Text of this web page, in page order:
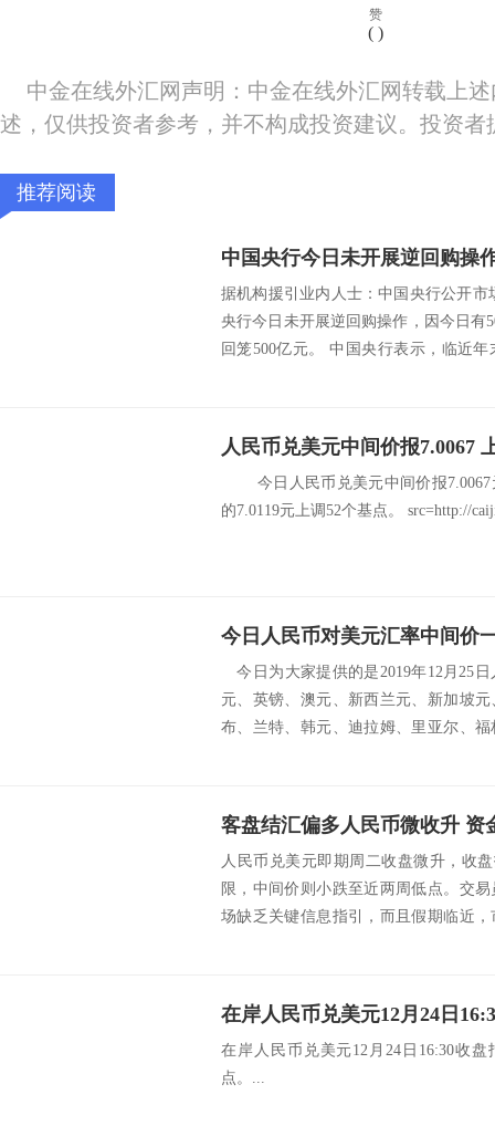
赞
( )
中金在线外汇网声明：中金在线外汇网转载上
述，仅供投资者参考，并不构成投资建议。投资
推荐阅读
据机构援引业内人士：中国央行公开
央行今日未开展逆回购操作，因今日有
回笼500亿元。 中国央行表示，临近
人民币兑美元中间价报7.0067
今日人民币兑美元中间价报7.0067
的7.0119元上调52个基点。 src=http://
今日人民币对美元汇率中间价
今日为大家提供的是2019年12月25
元、英镑、澳元、新西兰元、新加坡
布、兰特、韩元、迪拉姆、里亚尔、
客盘结汇偏多人民币微收升 资
人民币兑美元即期周二收盘微升，收
限，中间价则小跌至近两周低点。交
场缺乏关键信息指引，而且假期临近
在岸人民币兑美元12月24日16:30收
点。...